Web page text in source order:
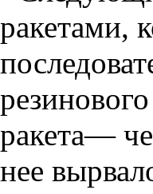
ракетами,
ракета—
нее